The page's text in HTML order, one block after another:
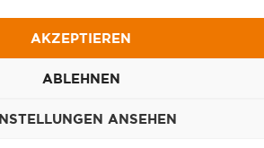
AKZEPTIEREN
ABLEHNEN
ANSEHEN